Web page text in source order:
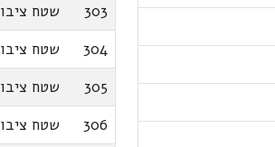
303
שטח
304
שטח
305
שטח
306
שטח